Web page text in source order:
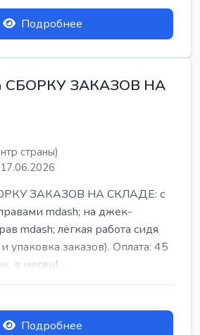
Подробнее
СБОРКУ ЗАКАЗОВ НА
страны)
ЗАКАЗОВ НА СКЛАДЕ: с
mdash; на джек-
mdash; лёгкая работа сидя
упаковка заказов). Оплата: 45
в месяц) ...
Подробнее